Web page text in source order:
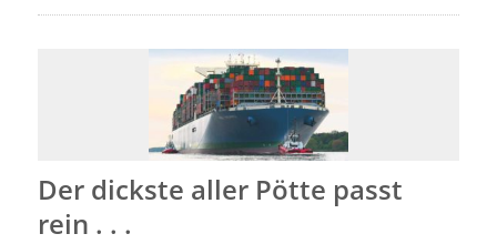
Der dickste aller Pötte passt
rein . . .